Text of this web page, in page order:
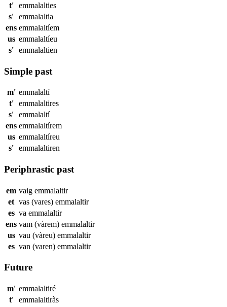
t'
emmalalties
s' emmalaltia
ens emmalaltíem
us emmalaltíeu
s' emmalaltien
Simple past
m' emmalaltí
t'
emmalaltires
s' emmalaltí
ens emmalaltírem
us emmalaltíreu
s' emmalaltiren
Periphrastic past
em vaig emmalaltir
et vas (vares) emmalaltir
es va emmalaltir
ens vam (vàrem) emmalaltir
us vau (vàreu) emmalaltir
es van (varen) emmalaltir
Future
m' emmalaltiré
t'
emmalaltiràs